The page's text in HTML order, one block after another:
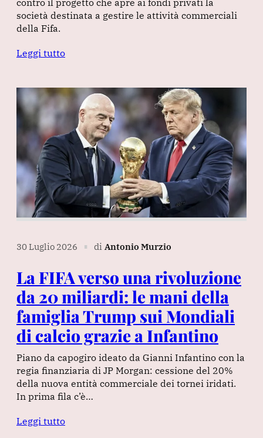
contro il progetto che apre ai fondi privati la
società destinata a gestire le attività commerciali
della Fifa.
Leggi tutto
30 Luglio 2026 ∎ di Antonio Murzio
La FIFA verso una rivoluzione
da 20 miliardi: le mani della
famiglia Trump sui Mondiali
di calcio grazie a Infantino
Piano da capogiro ideato da Gianni Infantino con la
regia finanziaria di JP Morgan: cessione del 20%
della nuova entità commerciale dei tornei iridati.
In prima fila c’è…
Leggi tutto